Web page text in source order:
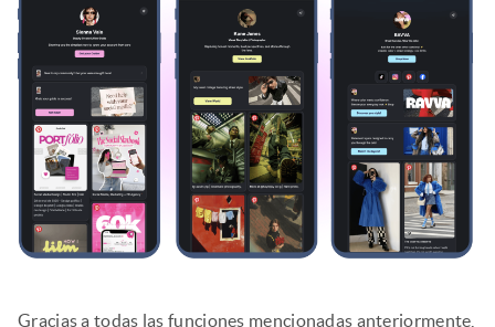
Gracias a todas las funciones mencionadas anteriormente,